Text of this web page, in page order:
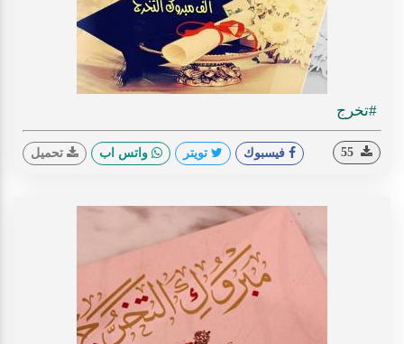
#تخرج
فيسبوك تويتر واتس اب تحميل